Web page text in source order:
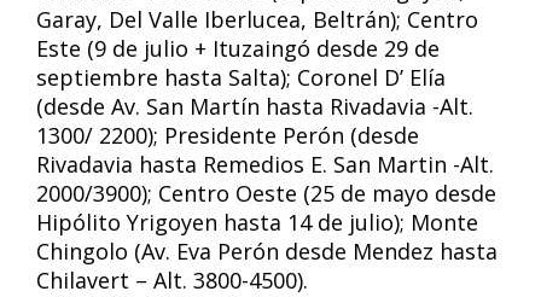
Garay, Del Valle Iberlucea, Beltrán); Centro
Este (9 de julio + Ituzaingó desde 29 de
septiembre hasta Salta); Coronel D’ Elía
(desde Av. San Martín hasta Rivadavia -Alt.
1300/ 2200); Presidente Perón (desde
Rivadavia hasta Remedios E. San Martin -Alt.
2000/3900); Centro Oeste (25 de mayo desde
Hipólito Yrigoyen hasta 14 de julio); Monte
Chingolo (Av. Eva Perón desde Mendez hasta
Chilavert – Alt. 3800-4500).